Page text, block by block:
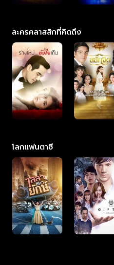
ละครคลาสสิกที่คิดถึง
โลกแฟนตาซี